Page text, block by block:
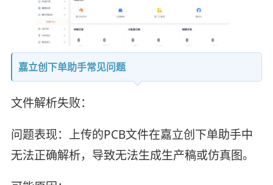
嘉立创下单助手常见问题
文件解析失败‌：
‌问题表现‌：上传的PCB文件在嘉立创下单助手中
无法正确解析，导致无法生成生产稿或仿真图。